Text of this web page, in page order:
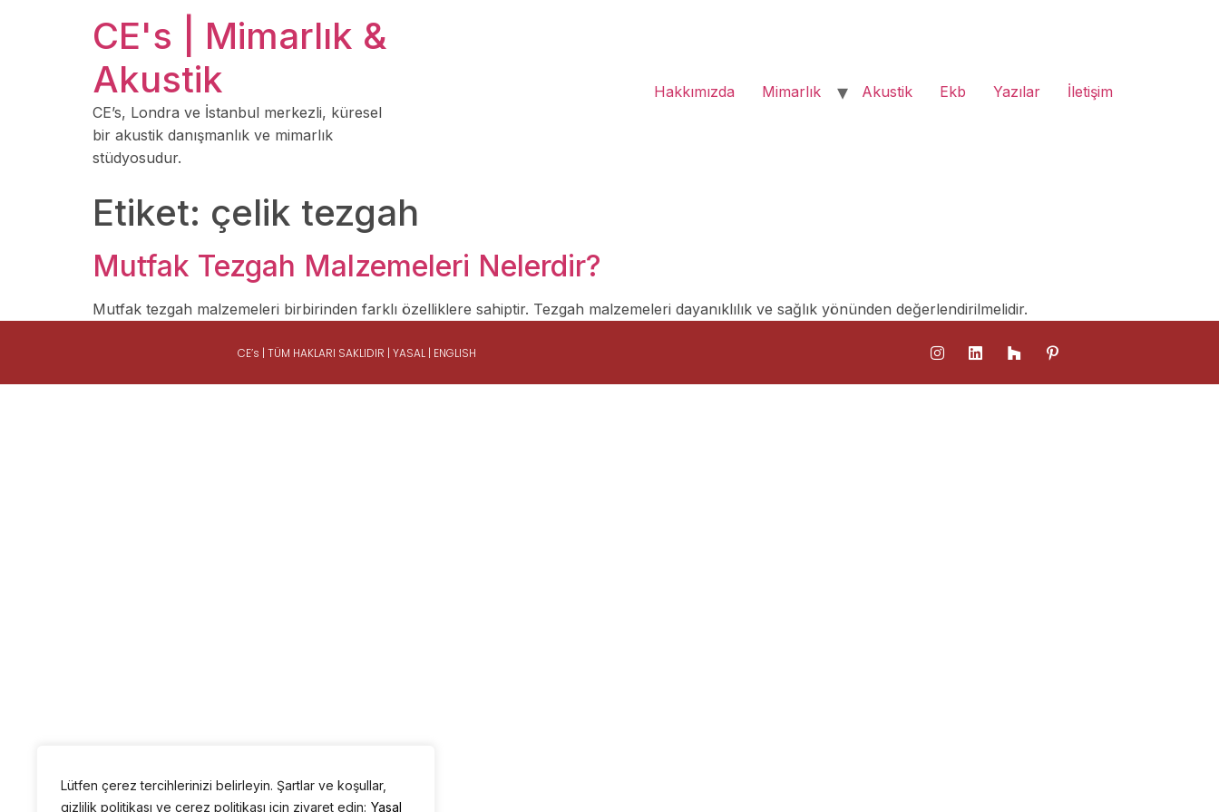
Lütfen çerez tercihlerinizi belirleyin. Şartlar ve koşullar,
gizlilik politikası ve çerez politikası için ziyaret edin: Yasal
CE's | Mimarlık &
Akustik
CE’s, Londra ve İstanbul merkezli, küresel
bir akustik danışmanlık ve mimarlık
stüdyosudur.
Hakkımızda Mimarlık Akustik Ekb Yazılar İletişim
Etiket: çelik tezgah
Mutfak Tezgah Malzemeleri Nelerdir?
Mutfak tezgah malzemeleri birbirinden farklı özelliklere sahiptir. Tezgah malzemeleri dayanıklılık ve sağlık yönünden değerlendirilmelidir.
CE’s | TÜM HAKLARI SAKLIDIR |YASAL | ENGLISH